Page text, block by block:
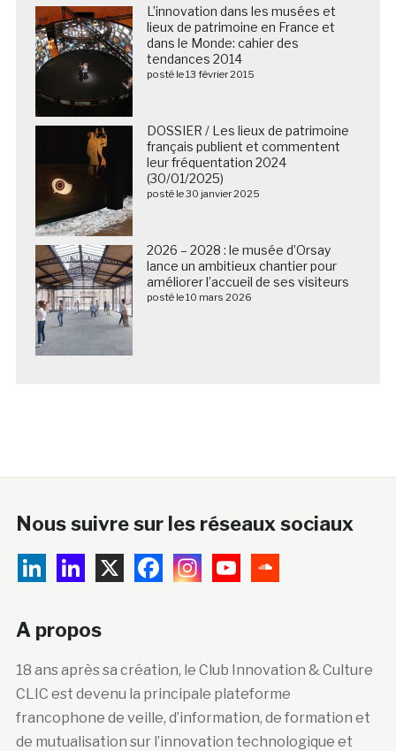
L’innovation dans les musées et
lieux de patrimoine en France et
dans le Monde: cahier des
tendances 2014
posté le 13 février 2015
DOSSIER / Les lieux de patrimoine
français publient et commentent
leur fréquentation 2024
(30/01/2025)
posté le 30 janvier 2025
2026 – 2028 : le musée d’Orsay
lance un ambitieux chantier pour
améliorer l’accueil de ses visiteurs
posté le 10 mars 2026
Nous suivre sur les réseaux sociaux
A propos
18 ans après sa création, le Club Innovation & Culture
CLIC est devenu la principale plateforme
francophone de veille, d’information, de formation et
de mutualisation sur l’innovation technologique et